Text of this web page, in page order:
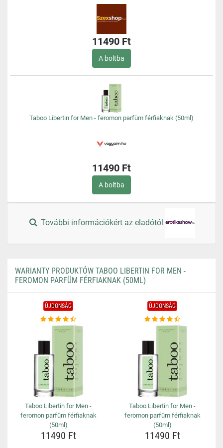
11490 Ft
A boltba
Taboo Libertin for Men - feromon parfüm férfiaknak (50ml)
11490 Ft
A boltba
További információkért az eladótól
WARIANTY PRODUKTÓW TABOO LIBERTIN FOR MEN -
FEROMON PARFÜM FÉRFIAKNAK (50ML)
ÚJDONSÁG
Taboo Libertin for Men -
feromon parfüm férfiaknak
(50ml)
11490 Ft
ÚJDONSÁG
Taboo Libertin for Men -
feromon parfüm férfiaknak
(50ml)
11490 Ft